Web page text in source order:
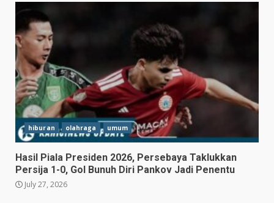
hiburan olahraga umum
Hasil Piala Presiden 2026, Persebaya Taklukkan
Persija 1-0, Gol Bunuh Diri Pankov Jadi Penentu
July 27, 2026
3
Hasil Piala Presiden 2026,
Persebaya Taklukkan Persija
1-0, Gol Bunuh Diri Pankov
Jadi Penentu
July 27, 2026
Persib Bungkam Arema FC,
Gol Uilliam Barros Antar
Maung Bandung Raih Tiga